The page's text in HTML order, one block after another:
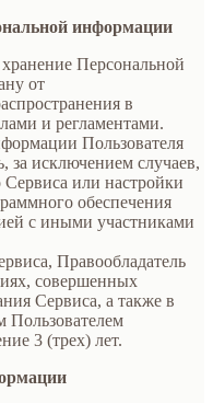
информации
Персональной
от
в
и регламентами.
Пользователя
за исключением случаев,
Сервиса или настройки
обеспечения
с иными участниками
Правообладатель
совершенных
Сервиса, а также в
Пользователем
3 (трех) лет.